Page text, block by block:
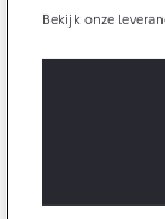
Toyota C-HR+
BATTERIJ-
Connected
Connected
MyToyota App
Bekijk onze